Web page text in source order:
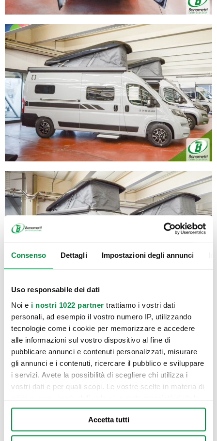
Consenso Dettagli Impostazioni degli annunci
Uso responsabile dei dati
Noi e i nostri 1022 partner trattiamo i vostri dati
personali, ad esempio il vostro numero IP, utilizzando
tecnologie come i cookie per memorizzare e accedere
alle informazioni sul vostro dispositivo al fine di
pubblicare annunci e contenuti personalizzati, misurare
gli annunci e i contenuti, ricercare il pubblico e sviluppare
i servizi. Avete la possibilità di scegliere chi utilizza i
vostri dati e per quali scopi. Le vostre scelte in materia di
privacy sono applicabili solo su questa proprietà digitale
in cui avete effettuato le vostre scelte. È possibile
modificare o revocare il proprio consenso in qualsiasi
momento dalla Dichiarazione sui cookie o facendo clic
Accetta tutti